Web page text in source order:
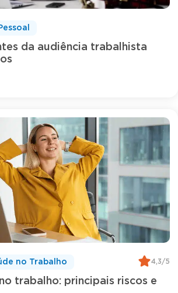
da audiência trabalhista
trabalho: principais riscos e
no Trabalho 4,3/5